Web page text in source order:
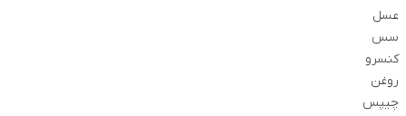
عسل
سس
کنسرو
روغن
چیپس